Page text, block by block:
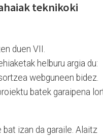
teknikoki
duen VII.
helburu argia du:
webguneen bidez.
batek garaipena
izan da garaile. Alaitz